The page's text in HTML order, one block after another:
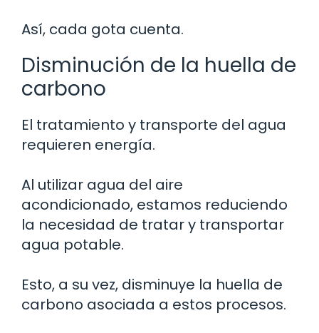
Así, cada gota cuenta.
Disminución de la huella de
carbono
El tratamiento y transporte del agua
requieren energía.
Al utilizar agua del aire
acondicionado, estamos reduciendo
la necesidad de tratar y transportar
agua potable.
Esto, a su vez, disminuye la huella de
carbono asociada a estos procesos.